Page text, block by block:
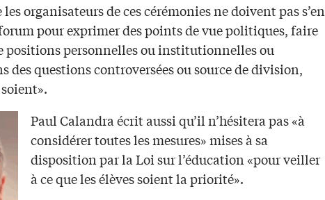
organisateurs de ces cérémonies ne doivent pas s’en
pour exprimer des points de vue politiques, faire
positions personnelles ou institutionnelles ou
des questions controversées ou source de division,
Paul Calandra écrit aussi qu’il n’hésitera pas «à
considérer toutes les mesures» mises à sa
disposition par la Loi sur l’éducation «pour veiller
à ce que les élèves soient la priorité».